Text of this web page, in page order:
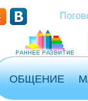
ОБЩЕНИЕ